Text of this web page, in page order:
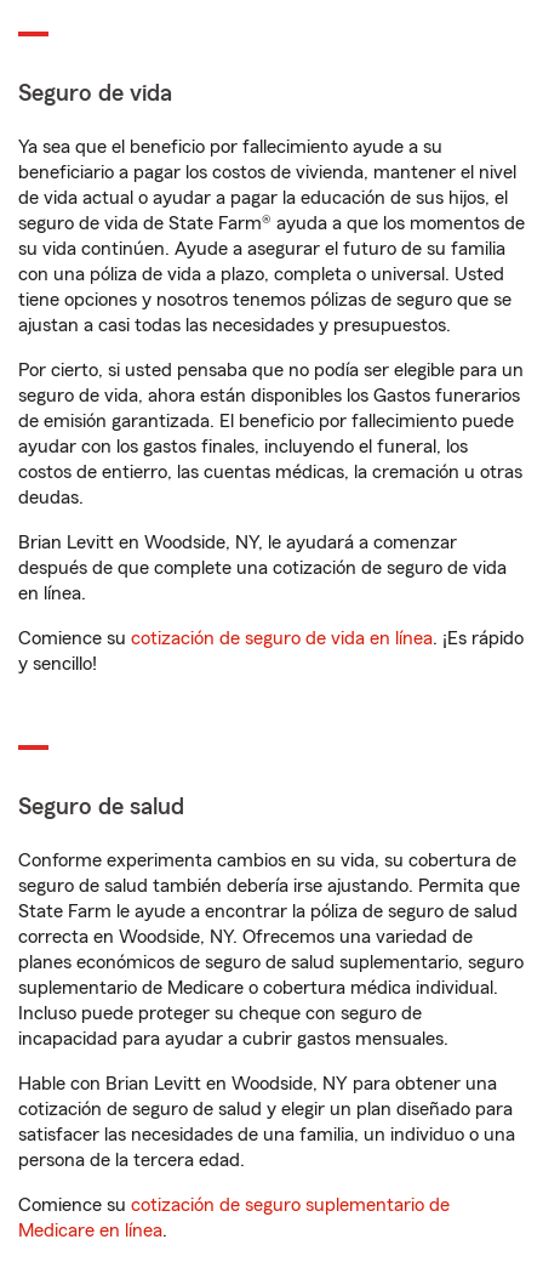
Seguro de vida
Ya sea que el beneficio por fallecimiento ayude a su
beneficiario a pagar los costos de vivienda, mantener el nivel
de vida actual o ayudar a pagar la educación de sus hijos, el
seguro de vida de State Farm® ayuda a que los momentos de
su vida continúen. Ayude a asegurar el futuro de su familia
con una póliza de vida a plazo, completa o universal. Usted
tiene opciones y nosotros tenemos pólizas de seguro que se
ajustan a casi todas las necesidades y presupuestos.
Por cierto, si usted pensaba que no podía ser elegible para un
seguro de vida, ahora están disponibles los Gastos funerarios
de emisión garantizada. El beneficio por fallecimiento puede
ayudar con los gastos finales, incluyendo el funeral, los
costos de entierro, las cuentas médicas, la cremación u otras
deudas.
Brian Levitt en Woodside, NY, le ayudará a comenzar
después de que complete una cotización de seguro de vida
en línea.
Comience su cotización de seguro de vida en línea. ¡Es rápido
y sencillo!
Seguro de salud
Conforme experimenta cambios en su vida, su cobertura de
seguro de salud también debería irse ajustando. Permita que
State Farm le ayude a encontrar la póliza de seguro de salud
correcta en Woodside, NY. Ofrecemos una variedad de
planes económicos de seguro de salud suplementario, seguro
suplementario de Medicare o cobertura médica individual.
Incluso puede proteger su cheque con seguro de
incapacidad para ayudar a cubrir gastos mensuales.
Hable con Brian Levitt en Woodside, NY para obtener una
cotización de seguro de salud y elegir un plan diseñado para
satisfacer las necesidades de una familia, un individuo o una
persona de la tercera edad.
Comience su cotización de seguro suplementario de
Medicare en línea.